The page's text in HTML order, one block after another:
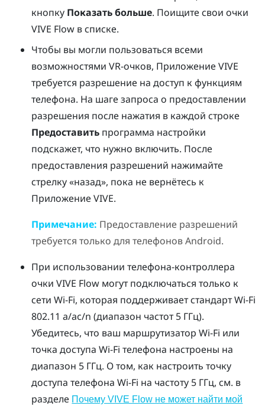
кнопку Показать больше. Поищите свои очки
VIVE Flow в списке.
Чтобы вы могли пользоваться всеми
возможностями VR-очков, Приложение VIVE
требуется разрешение на доступ к функциям
телефона. На шаге запроса о предоставлении
разрешения после нажатия в каждой строке
Предоставить программа настройки
подскажет, что нужно включить. После
предоставления разрешений нажимайте
стрелку «назад», пока не вернётесь к
Приложение VIVE.
Примечание: Предоставление разрешений
требуется только для телефоновAndroid.
При использовании телефона-контроллера
очкиVIVE Flow могут подключаться только к
сетиWi-Fi, которая поддерживает стандартWi-Fi
802.11 a/ac/n (диапазон частот 5 ГГц).
Убедитесь, что ваш маршрутизаторWi-Fi или
точка доступаWi-Fi телефона настроены на
диапазон 5 ГГц. О том, как настроить точку
доступа телефонаWi-Fi на частоту 5 ГГц, см. в
разделе Почему VIVE Flow не может найти мой